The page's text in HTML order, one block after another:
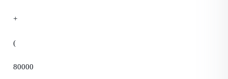
+
(
80000